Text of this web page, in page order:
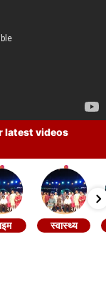
latest videos
स्वास्थ्य